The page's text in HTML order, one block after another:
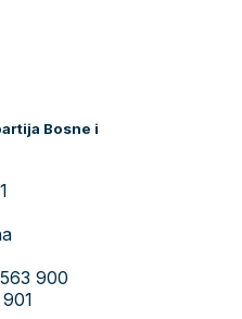
Bosne i
900